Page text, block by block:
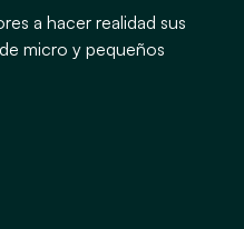
a hacer realidad sus
micro y pequeños